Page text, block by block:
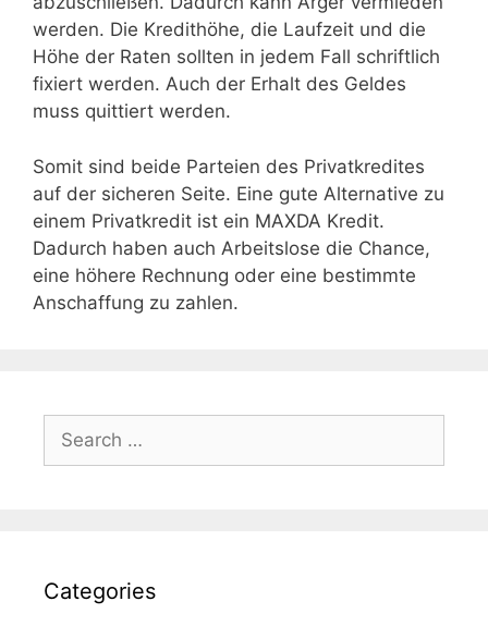
werden. Die Kredithöhe, die Laufzeit und die
Höhe der Raten sollten in jedem Fall schriftlich
fixiert werden. Auch der Erhalt des Geldes
muss quittiert werden.
Somit sind beide Parteien des Privatkredites
auf der sicheren Seite. Eine gute Alternative zu
einem Privatkredit ist ein MAXDA Kredit.
Dadurch haben auch Arbeitslose die Chance,
eine höhere Rechnung oder eine bestimmte
Anschaffung zu zahlen.
for:
Categories